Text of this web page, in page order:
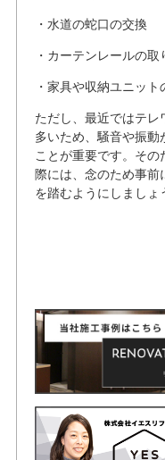
・水道の蛇口の交換
・カーテンレールの取
・家具や収納ユニッ
ただし、最近ではテ
多いため、騒音や振
ことが重要です。そ
際には、念のため事前
を踏むようにしましょ